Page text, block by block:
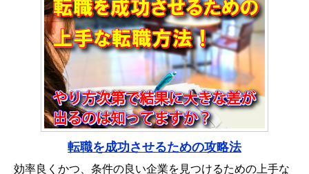
転職を成功させるための攻略法
効率良くかつ、条件の良い企業を見つけるための上手な